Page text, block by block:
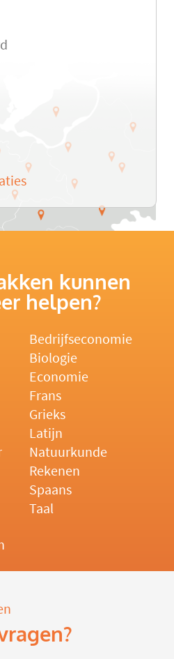
kunnen
helpen?
Bedrijfseconomie
Biologie
Economie
Frans
Grieks
Latijn
Natuurkunde
Rekenen
Spaans
Taal